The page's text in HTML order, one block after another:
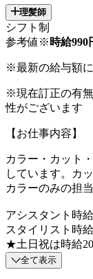
理髪師
シフト制
参考値※ 時給990
※最新の給与額
※現在訂正の有
性がございます
【お仕事内容】
カラー・カット
しています。カ
カラーのみの担
アシスタント時
スタイリスト時
★土日祝は時給
全て表示